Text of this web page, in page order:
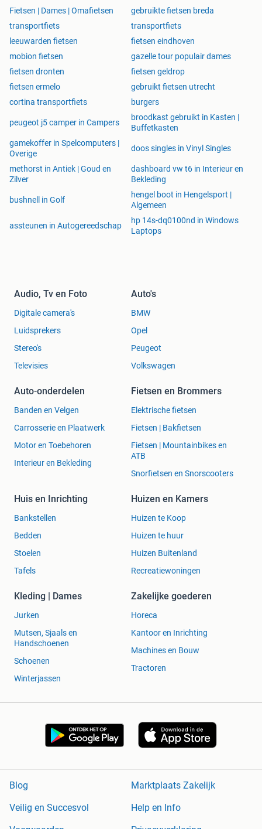
Fietsen | Dames | Omafietsen
gebruikte fietsen breda
transportfiets
transportfiets
leeuwarden fietsen
fietsen eindhoven
mobion fietsen
gazelle tour populair dames
fietsen dronten
fietsen geldrop
fietsen ermelo
gebruikt fietsen utrecht
cortina transportfiets
burgers
peugeot j5 camper in Campers
broodkast gebruikt in Kasten |
Buffetkasten
gamekoffer in Spelcomputers |
Overige
doos singles in Vinyl Singles
methorst in Antiek | Goud en
Zilver
dashboard vw t6 in Interieur en
Bekleding
bushnell in Golf
hengel boot in Hengelsport |
Algemeen
assteunen in Autogereedschap
hp 14s-dq0100nd in Windows
Laptops
Audio, Tv en Foto
Digitale camera's
Luidsprekers
Stereo's
Televisies
Auto's
BMW
Opel
Peugeot
Volkswagen
Auto-onderdelen
Banden en Velgen
Carrosserie en Plaatwerk
Motor en Toebehoren
Interieur en Bekleding
Fietsen en Brommers
Elektrische fietsen
Fietsen | Bakfietsen
Fietsen | Mountainbikes en
ATB
Snorfietsen en Snorscooters
Huis en Inrichting
Bankstellen
Bedden
Stoelen
Tafels
Huizen en Kamers
Huizen te Koop
Huizen te huur
Huizen Buitenland
Recreatiewoningen
Kleding | Dames
Jurken
Mutsen, Sjaals en
Handschoenen
Schoenen
Winterjassen
Zakelijke goederen
Horeca
Kantoor en Inrichting
Machines en Bouw
Tractoren
Blog
Marktplaats Zakelijk
Veilig en Succesvol
Help en Info